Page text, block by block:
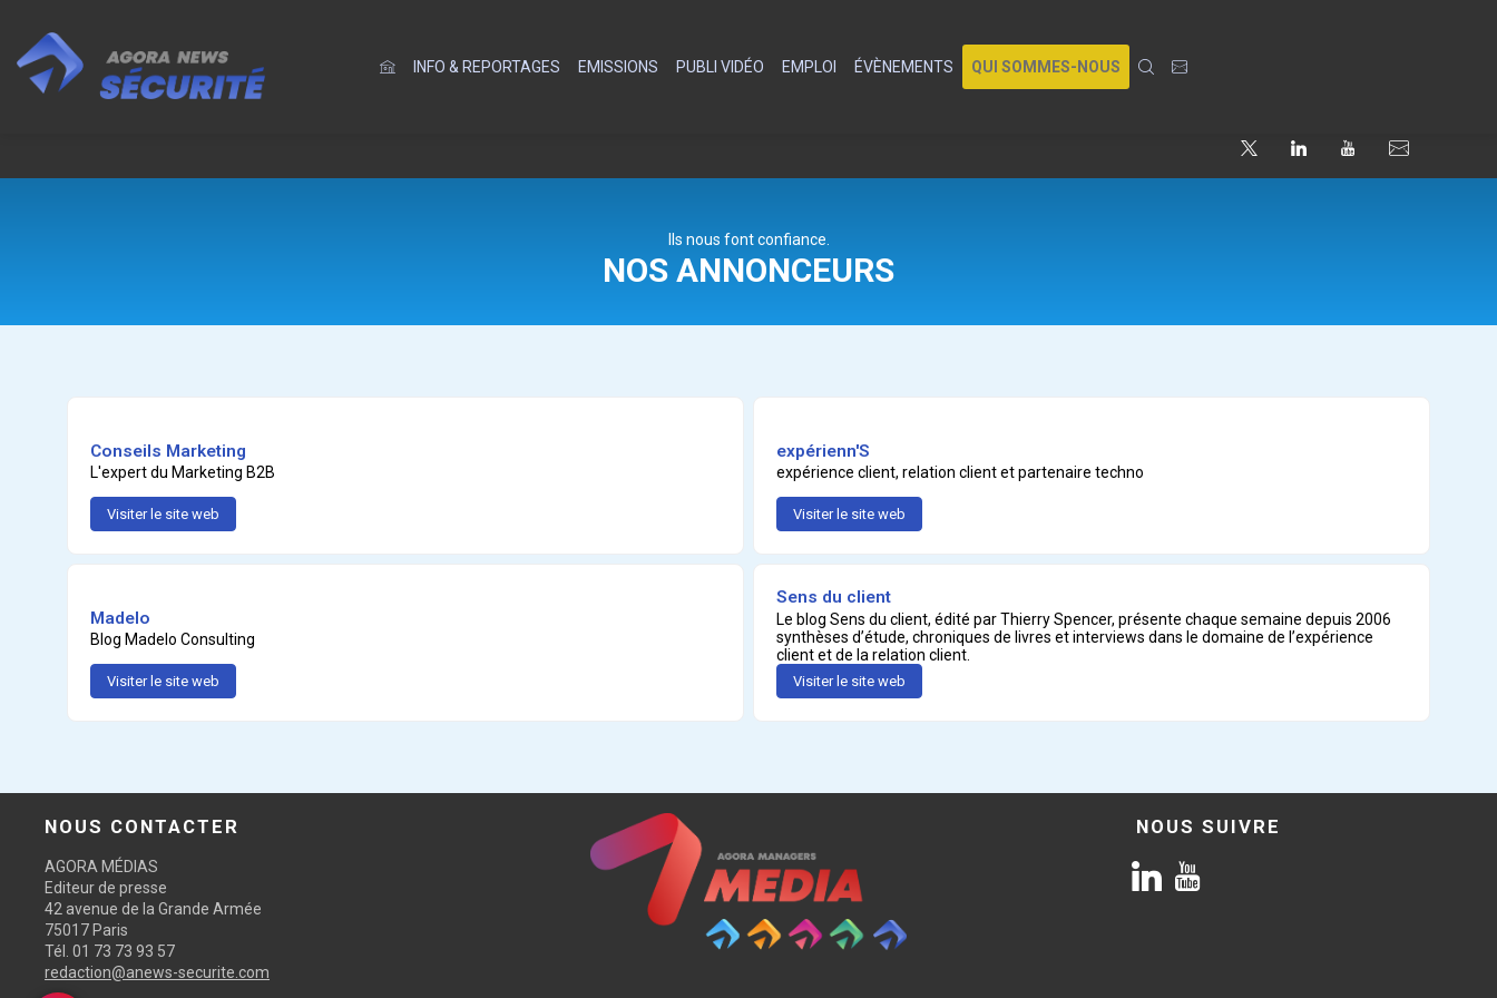
INFO & REPORTAGES EMISSIONS PUBLI VIDÉO EMPLOI ÉVÈNEMENTS QUI SOMMES-NOUS
Ils nous font confiance.
NOS ANNONCEURS
Conseils Marketing
L'expert du Marketing B2B
Visiter le site web
expérienn'S
expérience client, relation client et partenaire techno
Visiter le site web
Madelo
Blog Madelo Consulting
Visiter le site web
Sens du client
Le blog Sens du client, édité par Thierry Spencer, présente chaque semaine depuis 2006
synthèses d’étude, chroniques de livres et interviews dans le domaine de l’expérience
client et de la relation client.
Visiter le site web
NOUS CONTACTER
AGORA MÉDIAS
Editeur de presse
42 avenue de la Grande Armée
75017 Paris
Tél. 01 73 73 93 57
redaction@anews-securite.com
NOUS SUIVRE